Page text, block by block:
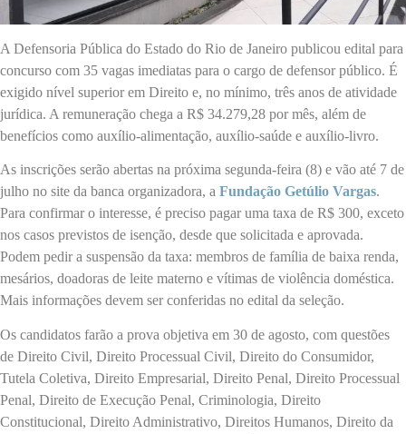
A Defensoria Pública do Estado do Rio de Janeiro publicou edital para
concurso com 35 vagas imediatas para o cargo de defensor público. É
exigido nível superior em Direito e, no mínimo, três anos de atividade
jurídica. A remuneração chega a R$ 34.279,28 por mês, além de
benefícios como auxílio-alimentação, auxílio-saúde e auxílio-livro.
As inscrições serão abertas na próxima segunda-feira (8) e vão até 7 de
julho no site da banca organizadora, a Fundação Getúlio Vargas.
Para confirmar o interesse, é preciso pagar uma taxa de R$ 300, exceto
nos casos previstos de isenção, desde que solicitada e aprovada.
Podem pedir a suspensão da taxa: membros de família de baixa renda,
mesários, doadoras de leite materno e vítimas de violência doméstica.
Mais informações devem ser conferidas no edital da seleção.
Os candidatos farão a prova objetiva em 30 de agosto, com questões
de Direito Civil, Direito Processual Civil, Direito do Consumidor,
Tutela Coletiva, Direito Empresarial, Direito Penal, Direito Processual
Penal, Direito de Execução Penal, Criminologia, Direito
Constitucional, Direito Administrativo, Direitos Humanos, Direito da